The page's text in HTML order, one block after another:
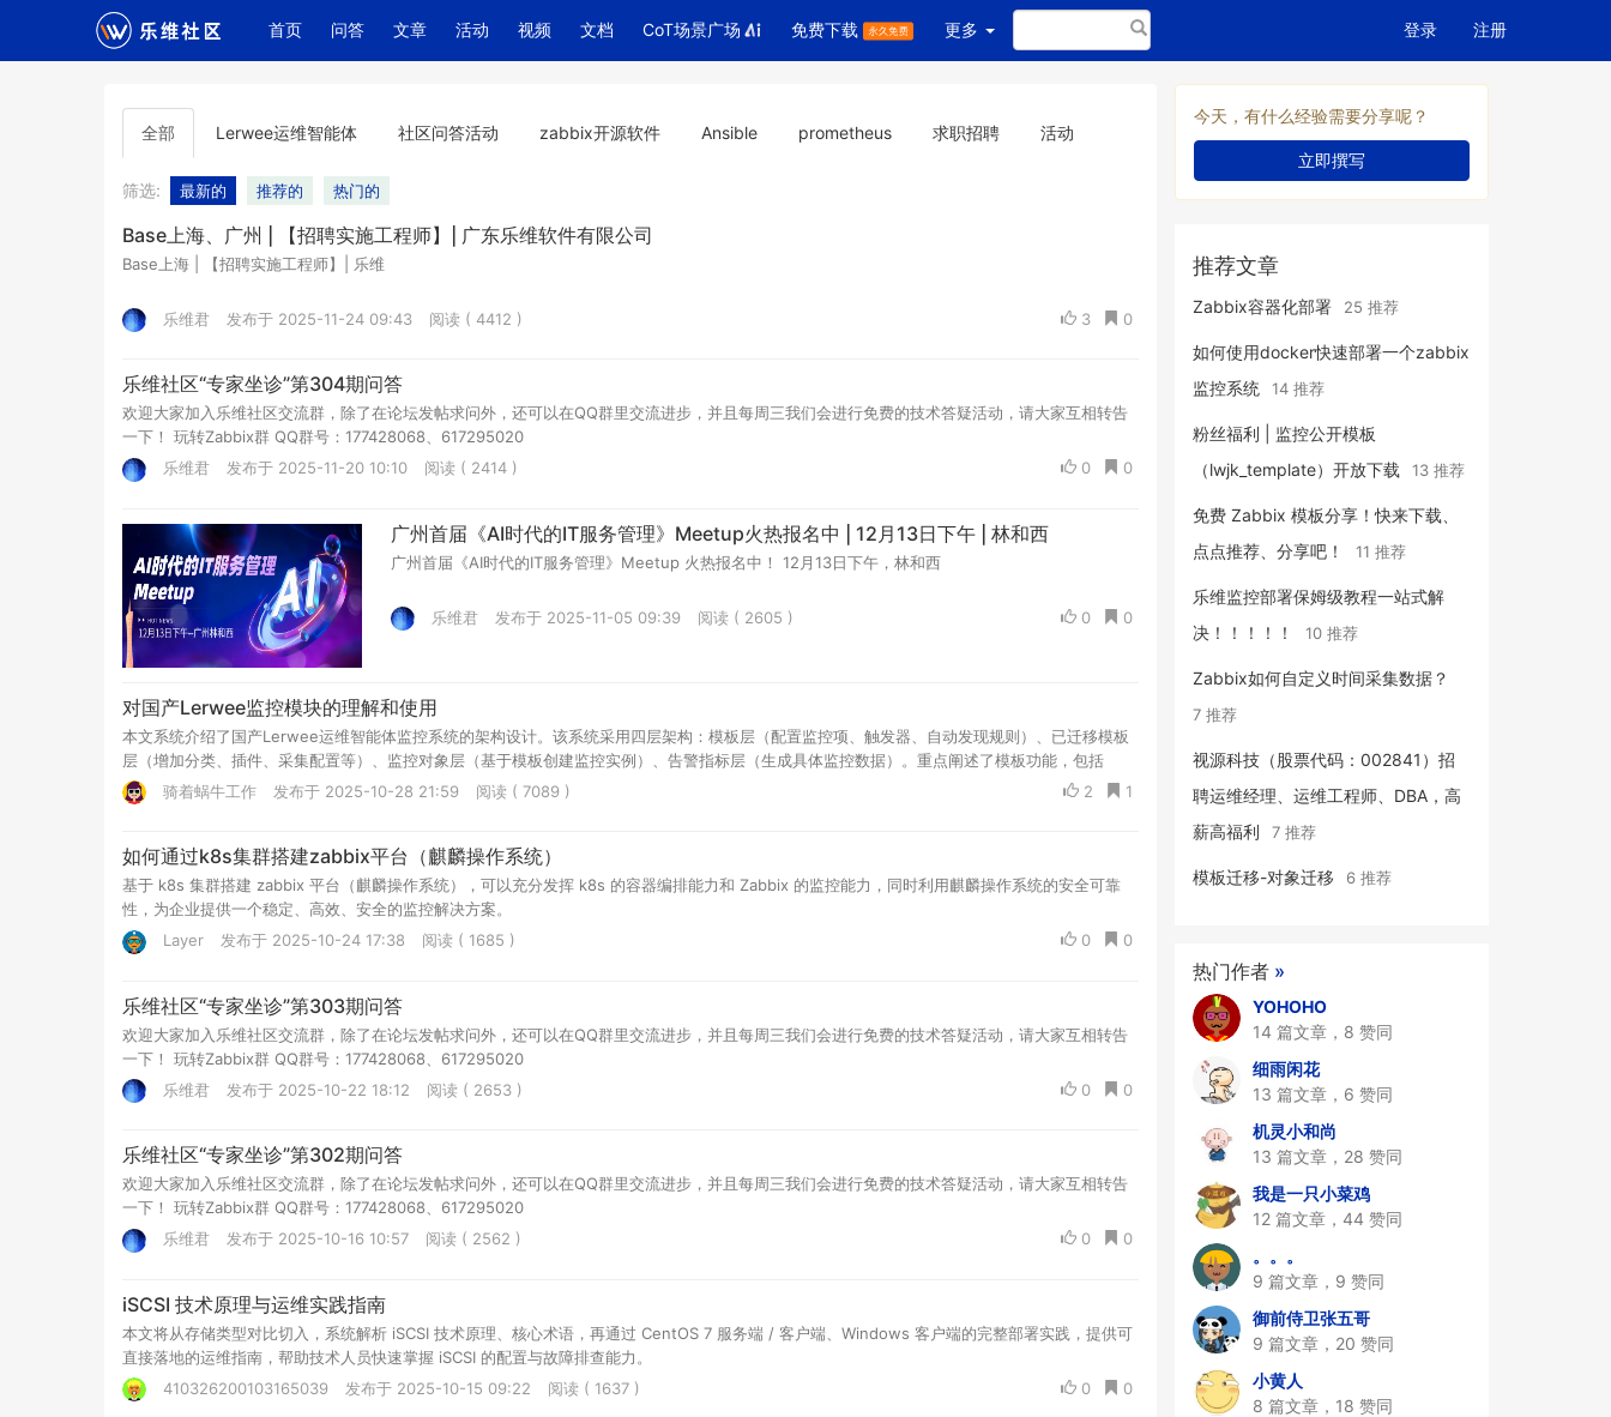
首页(current)
问答 文章 活动 视频 文档 CoT场景广场 免费下载 更多 搜索 登录 注册
全部 Lerwee运维智能体 社区问答活动 zabbix开源软件 Ansible prometheus 求职招聘 活动
筛选: 最新的 推荐的 热门的
Base上海、广州 | 【招聘实施工程师】| 广东乐维软件有限公司
Base上海 | 【招聘实施工程师】| 乐维
0
3
乐维君 发布于 2025-11-24 09:43 阅读 ( 4412 )
乐维社区“专家坐诊”第304期问答
欢迎大家加入乐维社区交流群，除了在论坛发帖求问外，还可以在QQ群里交流进步，并且每周三我们会进行免费的技术答疑活动，请大家互相转告
一下！ 玩转Zabbix群 QQ群号：177428068、617295020
0
0
乐维君 发布于 2025-11-20 10:10 阅读 ( 2414 )
广州首届《AI时代的IT服务管理》Meetup火热报名中 | 12月13日下午 | 林和西
广州首届《AI时代的IT服务管理》Meetup 火热报名中！ 12月13日下午，林和西
0
0
乐维君 发布于 2025-11-05 09:39 阅读 ( 2605 )
对国产Lerwee监控模块的理解和使用
本文系统介绍了国产Lerwee运维智能体监控系统的架构设计。该系统采用四层架构：模板层（配置监控项、触发器、自动发现规则）、已迁移模板
层（增加分类、插件、采集配置等）、监控对象层（基于模板创建监控实例）、告警指标层（生成具体监控数据）。重点阐述了模板功能，包括
300+内置模板、自动发现机制，以及已迁移模板的增强特性（分类管理、附加模板、采集配置等）。通过分层架构设计，Lerwee实现了监控配置的
复用性和扩展性，为运维人员提供了标准化的监控管理方案。
1
2
骑着蜗牛工作 发布于 2025-10-28 21:59 阅读 ( 7089 )
如何通过k8s集群搭建zabbix平台（麒麟操作系统）
基于 k8s 集群搭建 zabbix 平台（麒麟操作系统），可以充分发挥 k8s 的容器编排能力和 Zabbix 的监控能力，同时利用麒麟操作系统的安全可靠
性，为企业提供一个稳定、高效、安全的监控解决方案。
0
0
Layer 发布于 2025-10-24 17:38 阅读 ( 1685 )
乐维社区“专家坐诊”第303期问答
欢迎大家加入乐维社区交流群，除了在论坛发帖求问外，还可以在QQ群里交流进步，并且每周三我们会进行免费的技术答疑活动，请大家互相转告
一下！ 玩转Zabbix群 QQ群号：177428068、617295020
0
0
乐维君 发布于 2025-10-22 18:12 阅读 ( 2653 )
乐维社区“专家坐诊”第302期问答
欢迎大家加入乐维社区交流群，除了在论坛发帖求问外，还可以在QQ群里交流进步，并且每周三我们会进行免费的技术答疑活动，请大家互相转告
一下！ 玩转Zabbix群 QQ群号：177428068、617295020
0
0
乐维君 发布于 2025-10-16 10:57 阅读 ( 2562 )
iSCSI 技术原理与运维实践指南
本文将从存储类型对比切入，系统解析 iSCSI 技术原理、核心术语，再通过 CentOS 7 服务端 / 客户端、Windows 客户端的完整部署实践，提供可
直接落地的运维指南，帮助技术人员快速掌握 iSCSI 的配置与故障排查能力。
0
0
410326200103165039 发布于 2025-10-15 09:22 阅读 ( 1637 )
今天，有什么经验需要分享呢？
立即撰写
推荐文章
Zabbix容器化部署 25 推荐
如何使用docker快速部署一个zabbix
监控系统
14 推荐
粉丝福利 | 监控公开模板
（lwjk_template）开放下载
13 推荐
免费 Zabbix 模板分享！快来下载、
点点推荐、分享吧！
11 推荐
乐维监控部署保姆级教程一站式解
决！！！！！
10 推荐
Zabbix如何自定义时间采集数据？
7 推荐
视源科技（股票代码：002841）招
聘运维经理、运维工程师、DBA，高
薪高福利
7 推荐
模板迁移-对象迁移 6 推荐
热门作者 »
YOHOHO
14 篇文章，8 赞同
细雨闲花
13 篇文章，6 赞同
机灵小和尚
13 篇文章，28 赞同
我是一只小菜鸡
12 篇文章，44 赞同
。。。
9 篇文章，9 赞同
御前侍卫张五哥
9 篇文章，20 赞同
小黄人
8 篇文章，18 赞同